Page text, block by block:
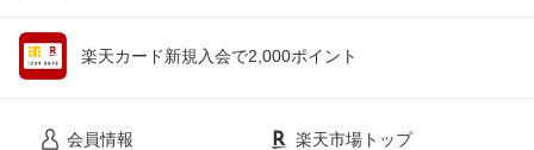
楽天カード新規入会で2,000ポイント
会員情報 楽天市場トップ